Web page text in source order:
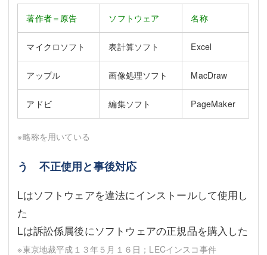
著作者＝原告 ソフトウェア 名称
マイクロソフト 表計算ソフト Excel
アップル 画像処理ソフト MacDraw
アドビ 編集ソフト PageMaker
※略称を用いている
う 不正使用と事後対応
Lはソフトウェアを違法にインストールして使用し
た
Lは訴訟係属後にソフトウェアの正規品を購入した
※東京地裁平成１３年５月１６日；LECインスコ事件